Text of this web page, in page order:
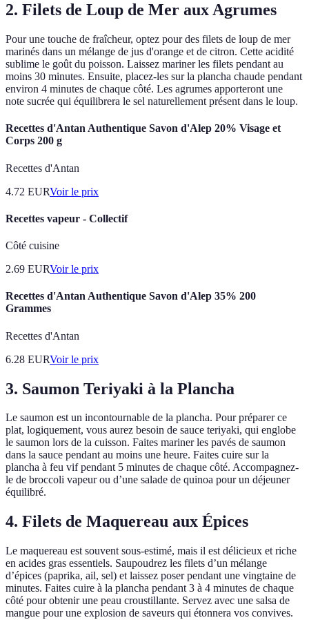
2. Filets de Loup de Mer aux Agrumes
Pour une touche de fraîcheur, optez pour des filets de loup de mer
marinés dans un mélange de jus d'orange et de citron. Cette acidité
sublime le goût du poisson. Laissez mariner les filets pendant au
moins 30 minutes. Ensuite, placez-les sur la plancha chaude pendant
environ 4 minutes de chaque côté. Les agrumes apporteront une
note sucrée qui équilibrera le sel naturellement présent dans le loup.
Recettes d'Antan Authentique Savon d'Alep 20% Visage et
Corps 200 g
Recettes d'Antan
4.72 EURVoir le prix
Recettes vapeur - Collectif
Côté cuisine
2.69 EURVoir le prix
Recettes d'Antan Authentique Savon d'Alep 35% 200
Grammes
Recettes d'Antan
6.28 EURVoir le prix
3. Saumon Teriyaki à la Plancha
Le saumon est un incontournable de la plancha. Pour préparer ce
plat, logiquement, vous aurez besoin de sauce teriyaki, qui englobe
le saumon lors de la cuisson. Faites mariner les pavés de saumon
dans la sauce pendant au moins une heure. Faites cuire sur la
plancha à feu vif pendant 5 minutes de chaque côté. Accompagnez-
le de broccoli vapeur ou d’une salade de quinoa pour un déjeuner
équilibré.
4. Filets de Maquereau aux Épices
Le maquereau est souvent sous-estimé, mais il est délicieux et riche
en acides gras essentiels. Saupoudrez les filets d’un mélange
d’épices (paprika, ail, sel) et laissez poser pendant une vingtaine de
minutes. Faites cuire à la plancha pendant 3 à 4 minutes de chaque
côté pour obtenir une peau croustillante. Servez avec une salsa de
mangue pour une explosion de saveurs qui étonnera vos convives.